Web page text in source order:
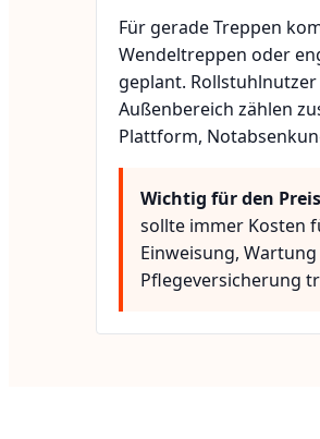
Für gerade Treppen
Wendeltreppen oder
geplant.
Außenbereich zählen
Plattform,
Wichtig für den
sollte immer Kosten
Einweisung,
Pflegeversicherung